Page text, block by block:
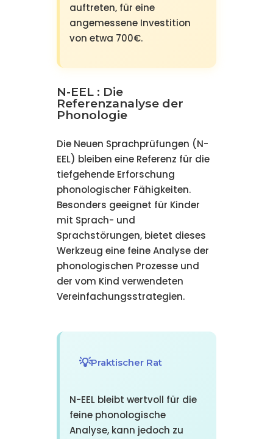
auftreten, für eine
angemessene Investition
von etwa 700€.
N-EEL : Die
Referenzanalyse der
Phonologie
Die Neuen Sprachprüfungen (N-
EEL) bleiben eine Referenz für die
tiefgehende Erforschung
phonologischer Fähigkeiten.
Besonders geeignet für Kinder
mit Sprach- und
Sprachstörungen, bietet dieses
Werkzeug eine feine Analyse der
phonologischen Prozesse und
der vom Kind verwendeten
Vereinfachungsstrategien.
Praktischer Rat
N-EEL bleibt wertvoll für die
feine phonologische
Analyse, kann jedoch zu